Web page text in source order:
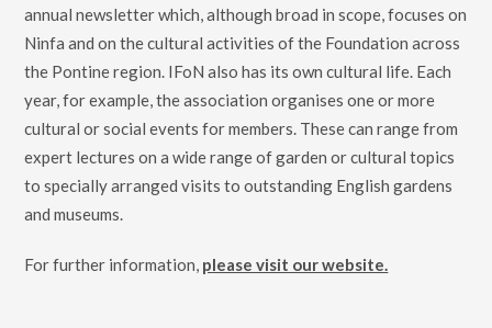
annual newsletter which, although broad in scope, focuses on
Ninfa and on the cultural activities of the Foundation across
the Pontine region. IFoN also has its own cultural life. Each
year, for example, the association organises one or more
cultural or social events for members. These can range from
expert lectures on a wide range of garden or cultural topics
to specially arranged visits to outstanding English gardens
and museums.
For further information, please visit our website.